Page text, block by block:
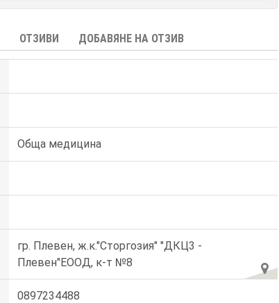
ОТЗИВИ ДОБАВЯНЕ НА ОТЗИВ
Обща медицина
гр. Плевен, ж.к."Сторгозия" "ДКЦ3 -
Плевен"ЕООД, к-т №8
0897234488